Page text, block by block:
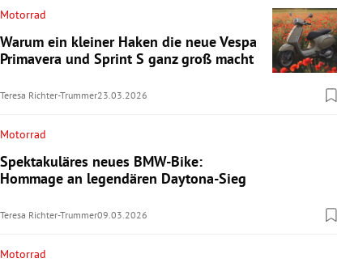
Motorrad
Warum ein kleiner Haken die neue Vespa
Primavera und Sprint S ganz groß macht
Teresa Richter-Trummer23.03.2026
Motorrad
Spektakuläres neues BMW-Bike:
Hommage an legendären Daytona-Sieg
Teresa Richter-Trummer09.03.2026
Motorrad